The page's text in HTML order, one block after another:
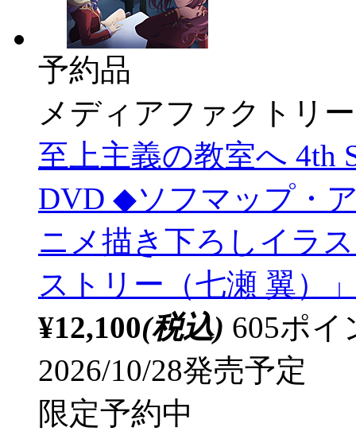
予約品
メディアファクトリー
至上主義の教室へ 4th
DVD ◆ソフマップ・
ニメ描き下ろしイラ
ストリー（七瀬 翼）
¥12,100(税込) 605ポ
2026/10/28発売予定
限定予約中